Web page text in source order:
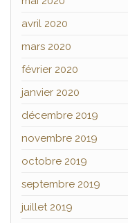
avril 2020
mars 2020
février 2020
janvier 2020
décembre 2019
novembre 2019
octobre 2019
septembre 2019
juillet 2019